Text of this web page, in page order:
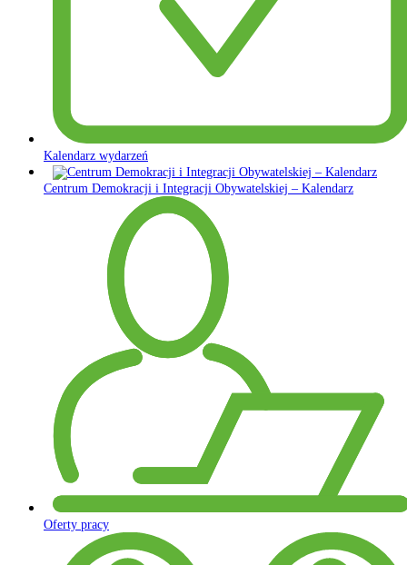
Kalendarz wydarzeń
Centrum Demokracji i Integracji Obywatelskiej – Kalendarz
Oferty pracy